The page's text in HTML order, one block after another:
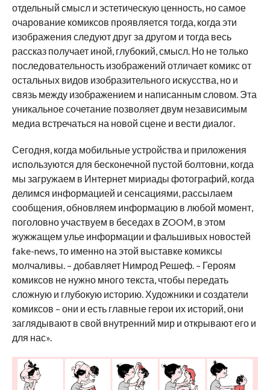
отдельный смысл и эстетическую ценность, но самое
очарование комиксов проявляется тогда, когда эти
изображения следуют друг за другом и тогда весь
рассказ получает иной, глубокий, смысл. Но не только
последовательность изображений отличает комикс от
остальных видов изобразительного искусства, но и
связь между изображением и написанным словом. Эта
уникальное сочетание позволяет двум независимым
медиа встречаться на новой сцене и вести диалог.
Сегодня, когда мобильные устройства и приложения
используются для бесконечной пустой болтовни, когда
мы загружаем в Интернет мириады фотографий, когда
делимся информацией и сенсациями, рассылаем
сообщения, обновляем информацию в любой момент,
поголовно участвуем в беседах в ZOOM, в этом
жужжащем улье информации и фальшивых новостей
fake-news, то именно на этой выставке комиксы
молчаливы. – добавляет Нимрод Решеф. – Героям
комиксов не нужно много текста, чтобы передать
сложную и глубокую историю. Художники и создатели
комиксов – они и есть главные герои их историй, они
заглядывают в свой внутренний мир и открывают его и
для нас».